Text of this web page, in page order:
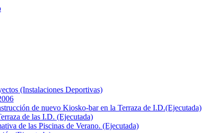
(Instalaciones Deportivas)
de nuevo Kiosko-bar en la Terraza de I.D.(Ejecutada)
de las I.D. (Ejecutada)
de las Piscinas de Verano. (Ejecutada)